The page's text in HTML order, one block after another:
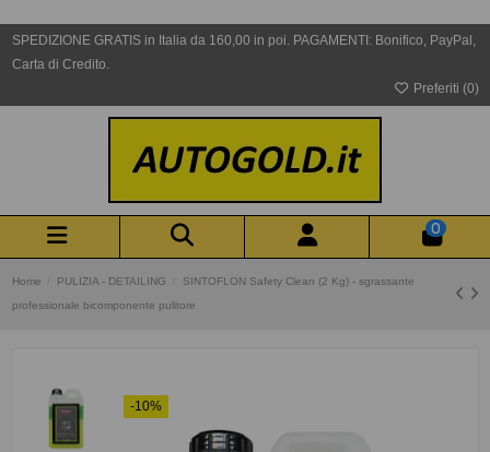
SPEDIZIONE GRATIS in Italia da 160,00 in poi. PAGAMENTI: Bonifico, PayPal,
Carta di Credito.
Preferiti (0)
0
Home PULIZIA - DETAILING
SINTOFLON Safety Clean (2 Kg) - sgrassante
professionale bicomponente pulitore
-10%